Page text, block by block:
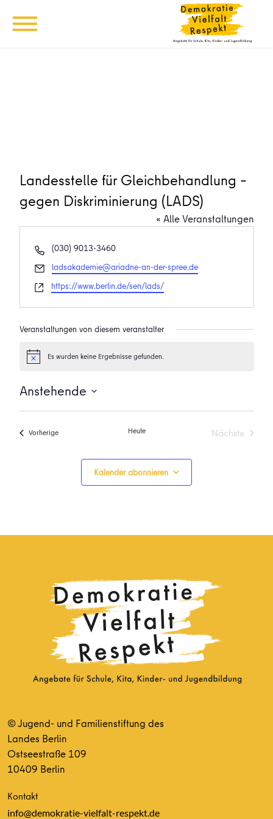
Landesstelle für Gleichbehandlung –
gegen Diskriminierung (LADS)
« Alle Veranstaltungen
Telefon
(030) 9013-3460
Email
ladsakademie@ariadne-an-der-spree.de
Webseite
https://www.berlin.de/sen/lads/
Veranstaltungen von diesem veranstalter
HinweisEs wurden keine Ergebnisse gefunden.
Anstehende
Datum
VorherigeVeranstaltungen Heute
Nächste
Kalender abonnieren
© Jugend- und Familienstiftung des
Landes Berlin
Ostseestraße 109
10409 Berlin
Kontakt
info@demokratie-vielfalt-respekt.de